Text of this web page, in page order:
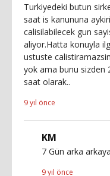
Turkiyedeki butun
saat is kanununa
calisilabilecek gun
aliyor.Hatta konuyla
ustuste
yok ama bunu sizden
saat olarak..
9 yıl önce
KM
7 Gün arka
9 yıl önce